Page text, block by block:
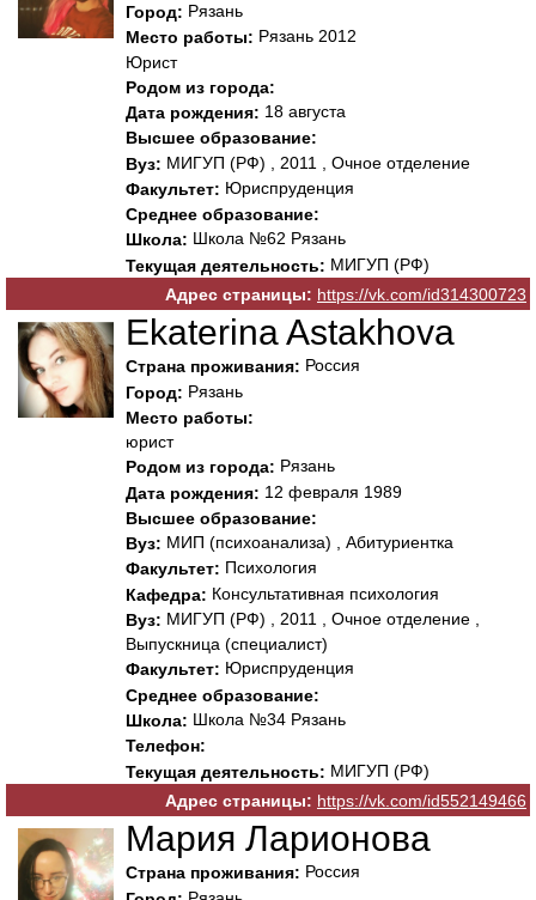
Город: Рязань
Место работы: Рязань 2012
Юрист
Родом из города:
Дата рождения: 18 августа
Высшее образование:
Вуз: МИГУП (РФ) , 2011 , Очное отделение
Факультет: Юриспруденция
Среднее образование:
Школа: Школа №62 Рязань
Текущая деятельность: МИГУП (РФ)
Адрес страницы: https://vk.com/id314300723
Ekaterina Astakhova
Страна проживания: Россия
Город: Рязань
Место работы:
юрист
Родом из города: Рязань
Дата рождения: 12 февраля 1989
Высшее образование:
Вуз: МИП (психоанализа) , Абитуриентка
Факультет: Психология
Кафедра: Консультативная психология
Вуз: МИГУП (РФ) , 2011 , Очное отделение ,
Выпускница (специалист)
Факультет: Юриспруденция
Среднее образование:
Школа: Школа №34 Рязань
Телефон:
Текущая деятельность: МИГУП (РФ)
Адрес страницы: https://vk.com/id552149466
Мария Ларионова
Страна проживания: Россия